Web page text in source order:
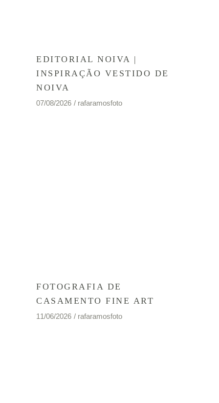
EDITORIAL NOIVA |
INSPIRAÇÃO VESTIDO DE
NOIVA
07/08/2026 rafaramosfoto
FOTOGRAFIA DE
CASAMENTO FINE ART
11/06/2026 rafaramosfoto